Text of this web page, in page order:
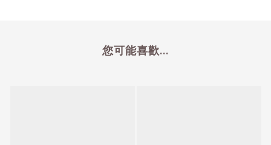
您可能喜歡...